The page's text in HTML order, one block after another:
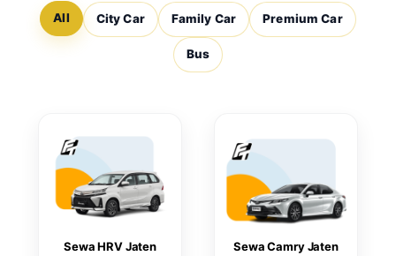
All City Car Family Car Premium Car
Bus
Sewa HRV Jaten Sewa Camry Jaten